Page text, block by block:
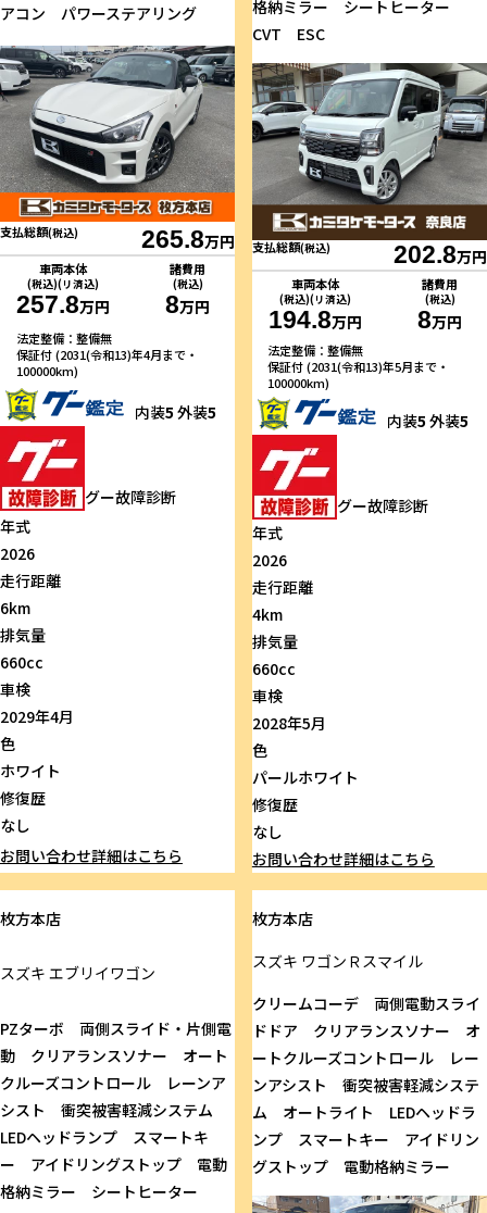
アコン パワーステアリング
支払総額(税込) 265.8万円
車両本体
(税込)(リ済込)
257.8万円
諸費用
(税込)
8万円
法定整備：整備無
保証付 (2031(令和13)年4月まで・
100000km)
内装5 外装5
グー故障診断
年式
2026
走行距離
6km
排気量
660cc
車検
2029年4月
色
ホワイト
修復歴
なし
お問い合わせ詳細はこちら
格納ミラー シートヒーター
CVT ESC
支払総額(税込) 202.8万円
車両本体
(税込)(リ済込)
194.8万円
諸費用
(税込)
8万円
法定整備：整備無
保証付 (2031(令和13)年5月まで・
100000km)
内装5 外装5
グー故障診断
年式
2026
走行距離
4km
排気量
660cc
車検
2028年5月
色
パールホワイト
修復歴
なし
お問い合わせ詳細はこちら
枚方本店
スズキ エブリイワゴン
PZターボ 両側スライド・片側電
動 クリアランスソナー オート
クルーズコントロール レーンア
シスト 衝突被害軽減システム
LEDヘッドランプ スマートキ
ー アイドリングストップ 電動
格納ミラー シートヒーター
枚方本店
スズキ ワゴンＲスマイル
クリームコーデ 両側電動スライ
ドドア クリアランスソナー オ
ートクルーズコントロール レー
ンアシスト 衝突被害軽減システ
ム オートライト LEDヘッドラ
ンプ スマートキー アイドリン
グストップ 電動格納ミラー